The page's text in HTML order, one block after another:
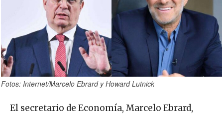
Fotos: Internet/Marcelo Ebrard y Howard Lutnick
El secretario de Economía, Marcelo Ebrard,